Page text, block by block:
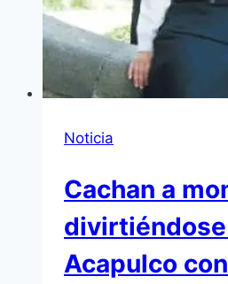
Noticia
Cachan a
Acapulco